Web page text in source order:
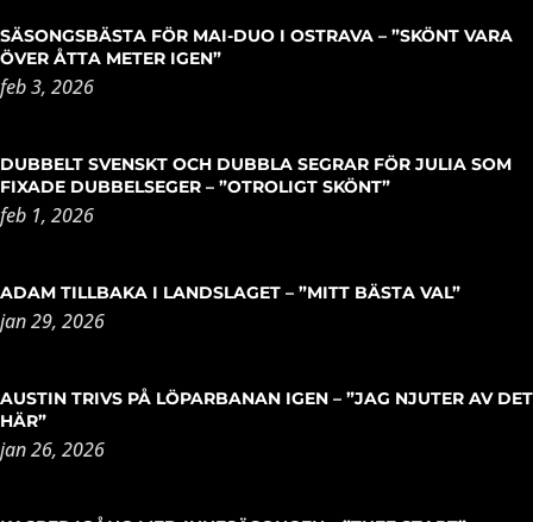
SÄSONGSBÄSTA FÖR MAI-DUO I OSTRAVA – ”SKÖNT VARA
ÖVER ÅTTA METER IGEN”
feb 3, 2026
DUBBELT SVENSKT OCH DUBBLA SEGRAR FÖR JULIA SOM
FIXADE DUBBELSEGER – ”OTROLIGT SKÖNT”
feb 1, 2026
ADAM TILLBAKA I LANDSLAGET – ”MITT BÄSTA VAL”
jan 29, 2026
AUSTIN TRIVS PÅ LÖPARBANAN IGEN – ”JAG NJUTER AV DET
HÄR”
jan 26, 2026